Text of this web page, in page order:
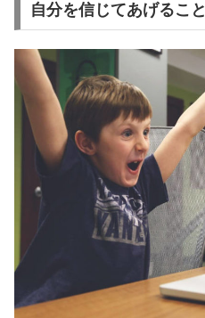
自分を信じてあげること